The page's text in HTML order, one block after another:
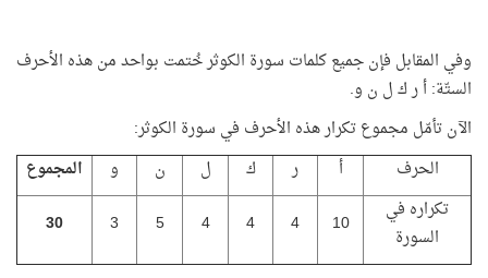
وفي المقابل فإن جميع كلمات سورة الكوثر خُتمت بواحد من هذه الأحرف
الستّة: أ ر ك ل ن و.
الآن تأمّل مجموع تكرار هذه الأحرف في سورة الكوثر:
الحرف
أ ر ك ل ن و
المجموع
تكراره في
السورة
10
4
4
4
5
3
30